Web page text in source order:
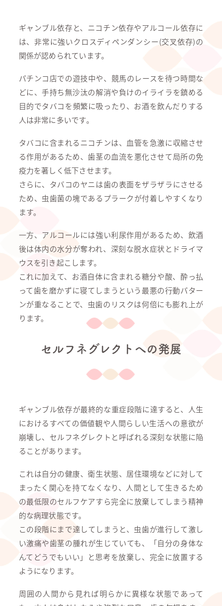
ギャンブル依存と、ニコチン依存やアルコール依存に
は、非常に強いクロスディペンダンシー(交叉依存)の
関係が認められています。
パチンコ店での遊技中や、競馬のレースを待つ時間な
どに、手持ち無沙汰の解消や負けのイライラを鎮める
目的でタバコを頻繁に吸ったり、お酒を飲んだりする
人は非常に多いです。
タバコに含まれるニコチンは、血管を急激に収縮させ
る作用があるため、歯茎の血流を悪化させて局所の免
疫力を著しく低下させます。
さらに、タバコのヤニは歯の表面をザラザラにさせる
ため、虫歯菌の塊であるプラークが付着しやすくなり
ます。
一方、アルコールには強い利尿作用があるため、飲酒
後は体内の水分が奪われ、深刻な脱水症状とドライマ
ウスを引き起こします。
これに加えて、お酒自体に含まれる糖分や酸、酔っ払
って歯を磨かずに寝てしまうという最悪の行動パター
ンが重なることで、虫歯のリスクは何倍にも膨れ上が
ります。
セルフネグレクトへの発展
ギャンブル依存が最終的な重症段階に達すると、人生
におけるすべての価値観や人間らしい生活への意欲が
崩壊し、セルフネグレクトと呼ばれる深刻な状態に陥
ることがあります。
これは自分の健康、衛生状態、居住環境などに対して
まったく関心を持てなくなり、人間として生きるため
の最低限のセルフケアすら完全に放棄してしまう精神
的な病理状態です。
この段階にまで達してしまうと、虫歯が進行して激し
い激痛や歯茎の腫れが生じていても、「自分の身体な
んてどうでもいい」と思考を放棄し、完全に放置する
ようになります。
周囲の人間から見れば明らかに異様な状態であって